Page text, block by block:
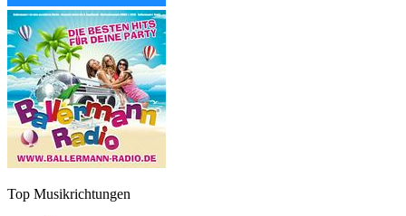
Top Musikrichtungen